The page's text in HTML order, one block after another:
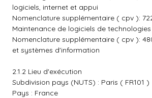
logiciels, internet et appui
Nomenclature supplémentaire ( cpv ):
Maintenance de logiciels de
Nomenclature supplémentaire ( cpv ):
et systèmes d'information
2.1.2 Lieu d'exécution
Subdivision pays (NUTS) : Paris ( FR101 )
Pays : France